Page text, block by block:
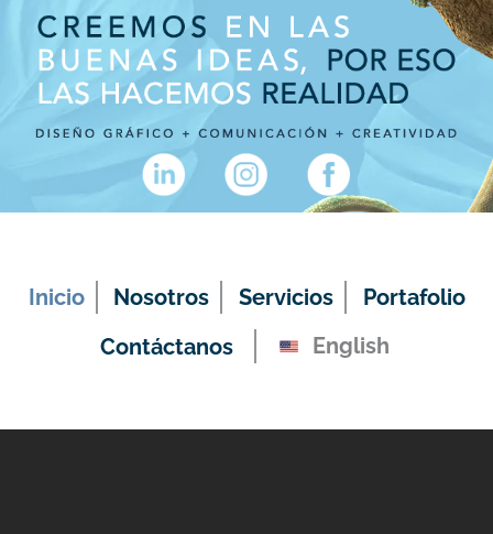
English
Inicio Nosotros Servicios
Portafolio
Contáctanos